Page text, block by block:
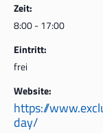
Zeit:
8:00 - 17:00
Eintritt:
frei
Website:
https://
day/